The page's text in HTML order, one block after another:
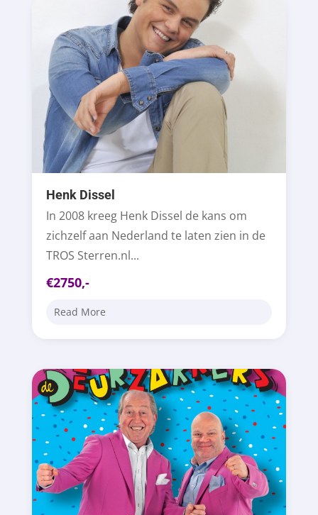
Henk Dissel
In 2008 kreeg Henk Dissel de kans om
zichzelf aan Nederland te laten zien in de
TROS Sterren.nl...
€2750,-
Read More